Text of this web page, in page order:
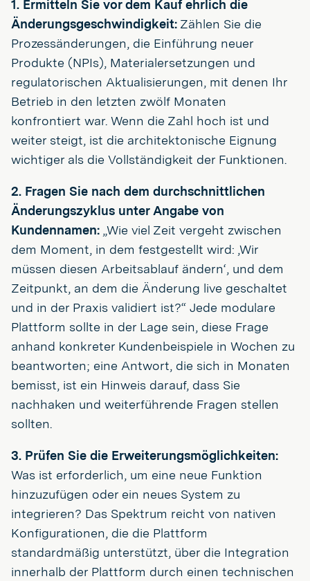
1. Ermitteln Sie vor dem Kauf ehrlich die
Änderungsgeschwindigkeit: Zählen Sie die
Prozessänderungen, die Einführung neuer
Produkte (NPIs), Materialersetzungen und
regulatorischen Aktualisierungen, mit denen Ihr
Betrieb in den letzten zwölf Monaten
konfrontiert war. Wenn die Zahl hoch ist und
weiter steigt, ist die architektonische Eignung
wichtiger als die Vollständigkeit der Funktionen.
2. Fragen Sie nach dem durchschnittlichen
Änderungszyklus unter Angabe von
Kundennamen: „Wie viel Zeit vergeht zwischen
dem Moment, in dem festgestellt wird: ‚Wir
müssen diesen Arbeitsablauf ändern‘, und dem
Zeitpunkt, an dem die Änderung live geschaltet
und in der Praxis validiert ist?“ Jede modulare
Plattform sollte in der Lage sein, diese Frage
anhand konkreter Kundenbeispiele in Wochen zu
beantworten; eine Antwort, die sich in Monaten
bemisst, ist ein Hinweis darauf, dass Sie
nachhaken und weiterführende Fragen stellen
sollten.
3. Prüfen Sie die Erweiterungsmöglichkeiten:
Was ist erforderlich, um eine neue Funktion
hinzuzufügen oder ein neues System zu
integrieren? Das Spektrum reicht von nativen
Konfigurationen, die die Plattform
standardmäßig unterstützt, über die Integration
innerhalb der Plattform durch einen technischen